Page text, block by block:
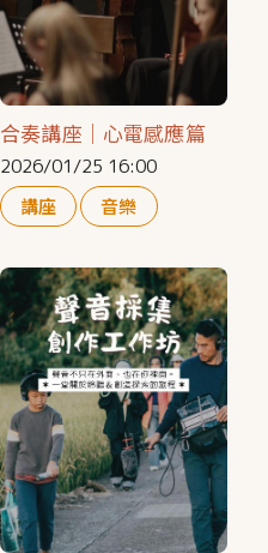
合奏講座｜心電感應篇
2026/01/25 16:00
講座
音樂